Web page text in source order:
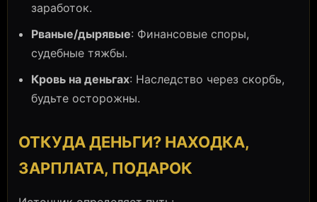
заработок.
Рваные/дырявые: Финансовые споры,
судебные тяжбы.
Кровь на деньгах: Наследство через скорбь,
будьте осторожны.
ОТКУДА ДЕНЬГИ? НАХОДКА,
ЗАРПЛАТА, ПОДАРОК